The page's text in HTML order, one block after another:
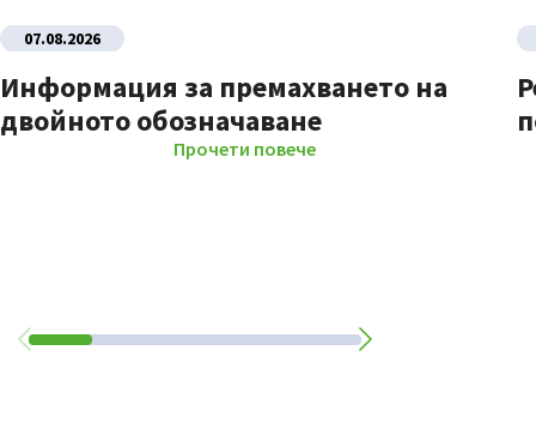
07.08.2026
Информация за премахването на
двойното обозначаване
Прочети повече